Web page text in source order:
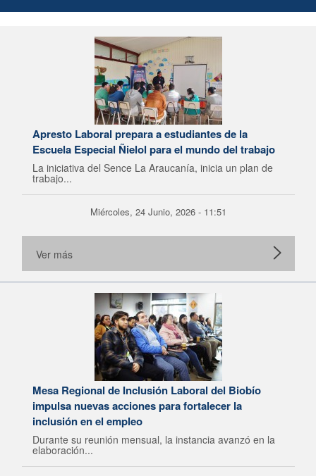
Apresto Laboral prepara a estudiantes de la
Escuela Especial Ñielol para el mundo del trabajo
La iniciativa del Sence La Araucanía, inicia un plan de
trabajo...
Miércoles, 24 Junio, 2026 - 11:51
Ver más
Mesa Regional de Inclusión Laboral del Biobío
impulsa nuevas acciones para fortalecer la
inclusión en el empleo
Durante su reunión mensual, la instancia avanzó en la
elaboración...